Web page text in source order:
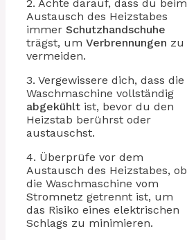
2. Achte darauf, dass du beim
Austausch des Heizstabes
immer Schutzhandschuhe
trägst, um Verbrennungen zu
vermeiden.
3. Vergewissere dich, dass die
Waschmaschine vollständig
abgekühlt ist, bevor du den
Heizstab berührst oder
austauschst.
4. Überprüfe vor dem
Austausch des Heizstabes, ob
die Waschmaschine vom
Stromnetz getrennt ist, um
das Risiko eines elektrischen
Schlags zu minimieren.